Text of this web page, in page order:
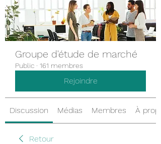
Groupe d'étude de marché
Public · 161 membres
Rejoindre
Discussion Médias Membres À
Retour